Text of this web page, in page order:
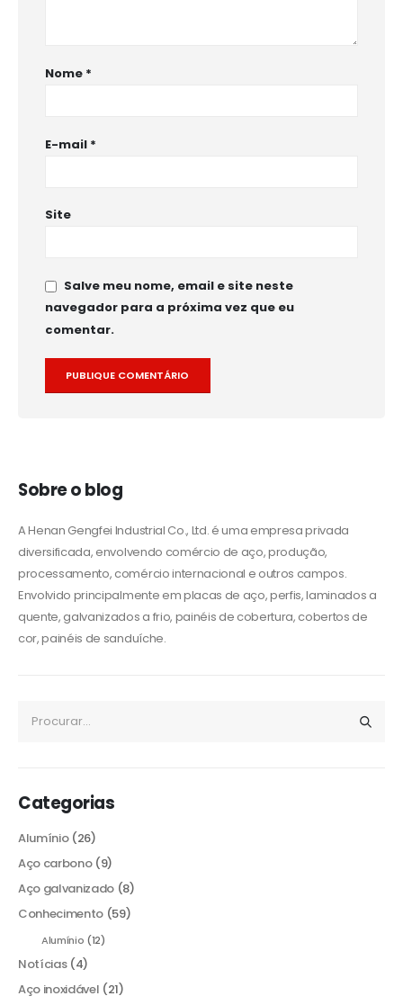
Nome *
E-mail *
Site
Salve meu nome, email e site neste
navegador para a próxima vez que eu
comentar.
Sobre o blog
A Henan Gengfei Industrial Co., Ltd. é uma empresa privada
diversificada, envolvendo comércio de aço, produção,
processamento, comércio internacional e outros campos.
Envolvido principalmente em placas de aço, perfis, laminados a
quente, galvanizados a frio, painéis de cobertura, cobertos de
cor, painéis de sanduíche.
Categorias
Alumínio(26)
Aço carbono(9)
Aço galvanizado (8)
Conhecimento (59)
Alumínio (12)
Notícias(4)
Aço inoxidável (21)